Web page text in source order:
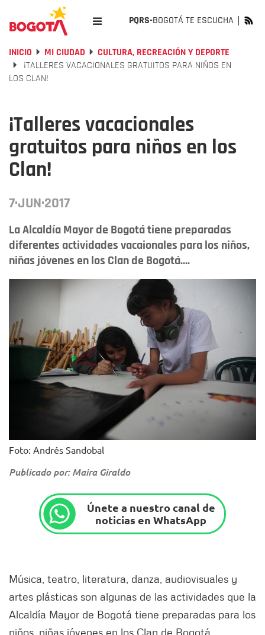
PQRS-BOGOTÁ TE ESCUCHA
INICIO MI CIUDAD
CULTURA, RECREACIÓN Y DEPORTE
¡TALLERES VACACIONALES GRATUITOS PARA NIÑOS EN
LOS CLAN!
¡Talleres vacacionales
gratuitos para niños en los
Clan!
7·JUN·2017
La Alcaldía Mayor de Bogotá tiene preparadas
diferentes actividades vacaionales para los niños,
niñas jóvenes en los Clan de Bogotá....
Foto: Andrés Sandobal
Publicado por: Maira Giraldo
Únete a nuestro canal de
noticias en WhatsApp
Música, teatro, literatura, danza, audiovisuales y
artes plásticas son algunas de las actividades que la
Alcaldía Mayor de Bogotá tiene preparadas para los
niños, niñas jóvenes en los Clan de Bogotá.